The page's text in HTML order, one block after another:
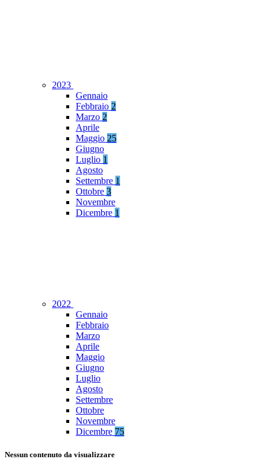
2023
Gennaio
Febbraio 2
Marzo 2
Aprile
Maggio 25
Giugno
Luglio 1
Agosto
Settembre 1
Ottobre 3
Novembre
Dicembre 1
2022
Gennaio
Febbraio
Marzo
Aprile
Maggio
Giugno
Luglio
Agosto
Settembre
Ottobre
Novembre
Dicembre 75
Nessun contenuto da visualizzare